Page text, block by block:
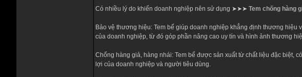
Có nhiều lý do khiến doanh nghiệp nên sử dụng ➤➤➤ Tem chống hàng
Bảo vệ thương hiệu: Tem bể giúp doanh nghiệp khẳng định thương
của doanh nghiệp, từ đó góp phần nâng cao uy tín và hình ảnh thương
Chống hàng giả, hàng nhái: Tem bể được sản xuất từ chất liệu đặc biệt,
lợi của doanh nghiệp và người tiêu dùng.